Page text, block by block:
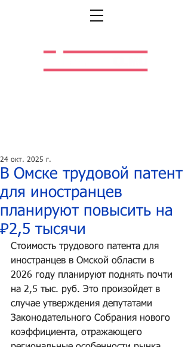
В Омске трудовой патент
для иностранцев
планируют повысить на
₽2,5 тысячи
24 окт. 2025 г.
Стоимость трудового патента для
иностранцев в Омской области в
2026 году планируют поднять почти
на 2,5 тыс. руб. Это произойдет в
случае утверждения депутатами
Законодательного Собрания нового
коэффициента, отражающего